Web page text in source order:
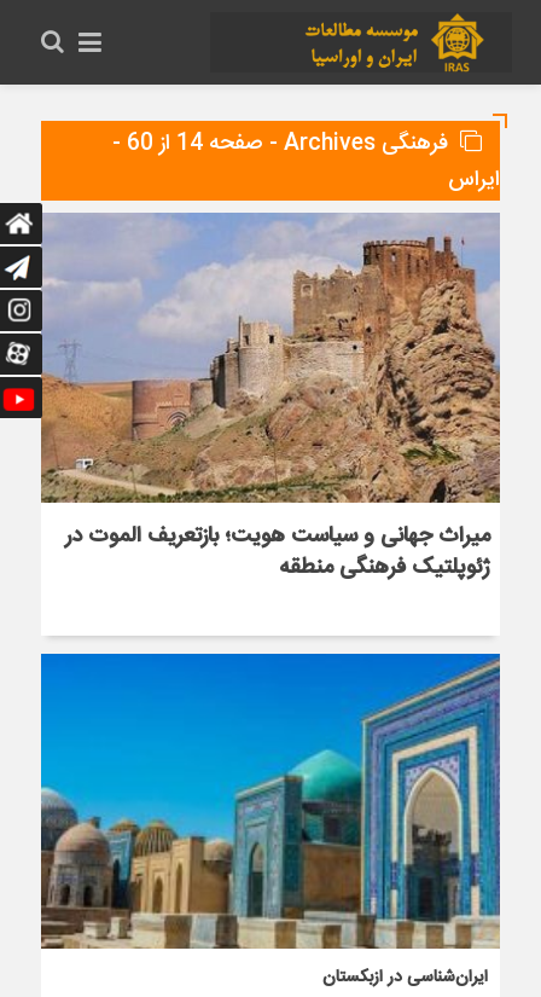
فرهنگی Archives - صفحه 14 از 60 -
ایراس
میراث جهانی و سیاست هویت؛ بازتعریف الموت در
ژئوپلتیک فرهنگی منطقه
ایران‌شناسی در ازبکستان